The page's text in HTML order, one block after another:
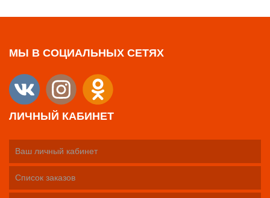
МЫ В СОЦИАЛЬНЫХ СЕТЯХ
ЛИЧНЫЙ КАБИНЕТ
Ваш личный кабинет
Список заказов